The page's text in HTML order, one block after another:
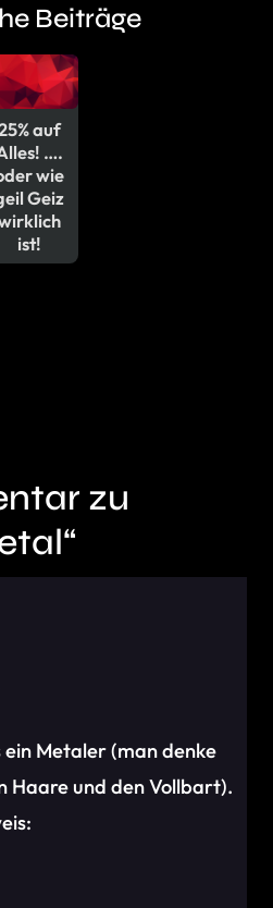
Beiträge
auf
….
wie
Geiz
ist!
zu
ein Metaler (man denke
Haare und den Vollbart).